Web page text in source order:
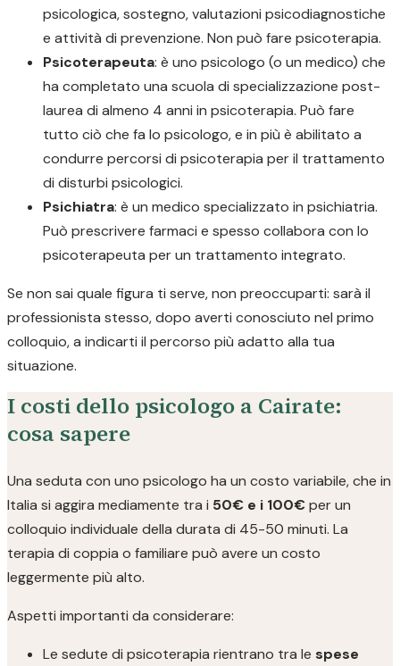
psicologica, sostegno, valutazioni psicodiagnostiche
e attività di prevenzione. Non può fare psicoterapia.
Psicoterapeuta: è uno psicologo (o un medico) che
ha completato una scuola di specializzazione post-
laurea di almeno 4 anni in psicoterapia. Può fare
tutto ciò che fa lo psicologo, e in più è abilitato a
condurre percorsi di psicoterapia per il trattamento
di disturbi psicologici.
Psichiatra: è un medico specializzato in psichiatria.
Può prescrivere farmaci e spesso collabora con lo
psicoterapeuta per un trattamento integrato.
Se non sai quale figura ti serve, non preoccuparti: sarà il
professionista stesso, dopo averti conosciuto nel primo
colloquio, a indicarti il percorso più adatto alla tua
situazione.
I costi dello psicologo a Cairate:
cosa sapere
Una seduta con uno psicologo ha un costo variabile, che in
Italia si aggira mediamente tra i 50€ e i 100€ per un
colloquio individuale della durata di 45-50 minuti. La
terapia di coppia o familiare può avere un costo
leggermente più alto.
Aspetti importanti da considerare:
Le sedute di psicoterapia rientrano tra le spese